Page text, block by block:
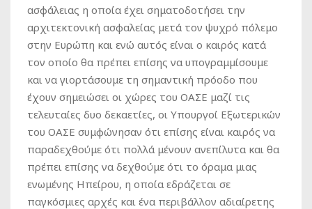
ασφάλειας η οποία έχει σηματοδοτήσει την
αρχιτεκτονική ασφαλείας μετά τον ψυχρό πόλεμο
στην Ευρώπη και ενώ αυτός είναι ο καιρός κατά
τον οποίο θα πρέπει επίσης να υπογραμμίσουμε
και να γιορτάσουμε τη σημαντική πρόοδο που
έχουν σημειώσει οι χώρες του ΟΑΣΕ μαζί τις
τελευταίες δυο δεκαετίες, οι Υπουργοί Εξωτερικών
του ΟΑΣΕ συμφώνησαν ότι επίσης είναι καιρός να
παραδεχθούμε ότι πολλά μένουν ανεπίλυτα και θα
πρέπει επίσης να δεχθούμε ότι το όραμα μιας
ενωμένης Ηπείρου, η οποία εδράζεται σε
παγκόσμιες αρχές και ένα περιβάλλον αδιαίρετης